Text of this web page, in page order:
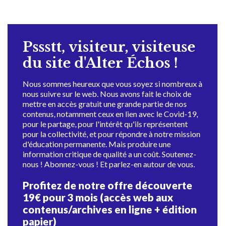
Pssstt, visiteur, visiteuse
du site d'Alter Échos !
Nous sommes heureux que vous soyez si nombreux à
nous suivre sur le web. Nous avons fait le choix de
mettre en accès gratuit une grande partie de nos
contenus, notamment ceux en lien avec le Covid-19,
pour le partage, pour l'intérêt qu'ils représentent
pour la collectivité, et pour répondre à notre mission
d'éducation permanente. Mais produire une
information critique de qualité a un coût. Soutenez-
nous ! Abonnez-vous ! Et parlez-en autour de vous.
Profitez de notre offre découverte
19€ pour 3 mois (accès web aux
contenus/archives en ligne + édition
papier)